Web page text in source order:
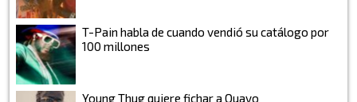
T-Pain habla de cuando vendió su catálogo por
100 millones
Young Thug quiere fichar a Quavo